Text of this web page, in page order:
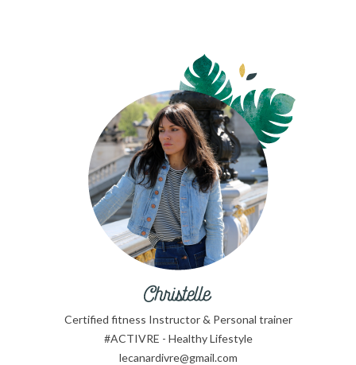
Certified fitness Instructor & Personal trainer
#ACTIVRE - Healthy Lifestyle
lecanardivre@gmail.com